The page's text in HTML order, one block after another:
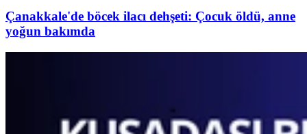
Çanakkale'de böcek ilacı dehşeti: Çocuk öldü, anne
yoğun bakımda